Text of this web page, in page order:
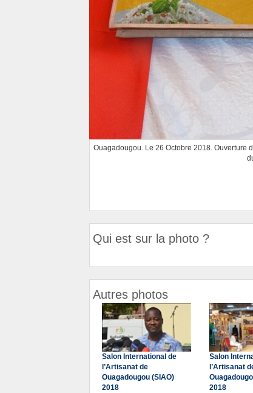
Ouagadougou. Le 26 Octobre 2018. Ouverture
Qui est sur la photo ?
Autres photos
Salon International de
l’Artisanat de
Ouagadougou (SIAO)
2018
Salon
l’Artisanat
2018